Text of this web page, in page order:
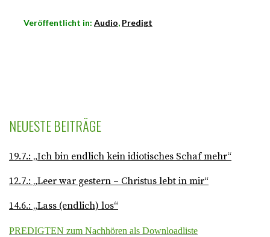
Veröffentlicht in: Audio, Predigt
NEUESTE BEITRÄGE
19.7.: „Ich bin endlich kein idiotisches Schaf mehr“
12.7.: „Leer war gestern – Christus lebt in mir“
14.6.: „Lass (endlich) los“
PREDIGTEN zum Nachhören als Downloadliste